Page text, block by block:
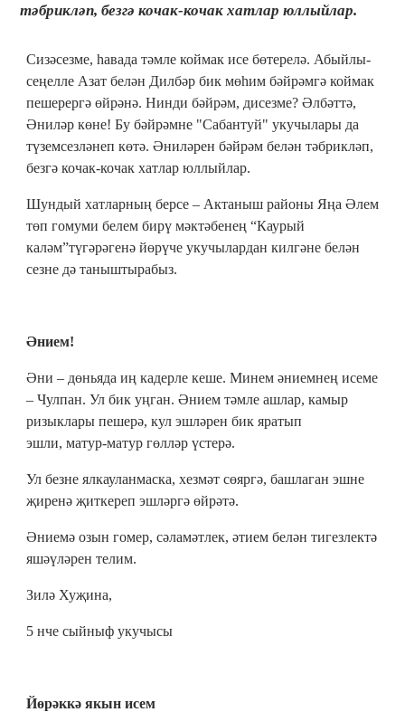
тәбрикләп, безгә кочак-кочак хатлар юллыйлар.
Сизәсезме, һавада тәмле коймак исе бөтерелә. Абыйлы-
сеңелле Азат белән Дилбәр бик мөһим бәйрәмгә коймак
пешерергә өйрәнә. Нинди бәйрәм, дисезме? Әлбәттә,
Әниләр көне! Бу бәйрәмне "Сабантуй" укучылары да
түземсезләнеп көтә. Әниләрен бәйрәм белән тәбрикләп,
безгә кочак-кочак хатлар юллыйлар.
Шундый хатларның берсе – Актаныш районы Яңа Әлем
төп гомуми белем бирү мәктәбенең “Каурый
каләм”түгәрәгенә йөрүче укучылардан килгәне белән
сезне дә таныштырабыз.
Әнием!
Әни – дөньяда иң кадерле кеше. Минем әниемнең исеме
– Чулпан. Ул бик уңган. Әнием тәмле ашлар, камыр
ризыклары пешерә, кул эшләрен бик яратып
эшли, матур-матур гөлләр үстерә.
Ул безне ялкауланмаска, хезмәт сөяргә, башлаган эшне
җиренә җиткереп эшләргә өйрәтә.
Әниемә озын гомер, сәламәтлек, әтием белән тигезлектә
яшәүләрен телим.
Зилә Хуҗина,
5 нче сыйныф укучысы
Йөрәккә якын исем